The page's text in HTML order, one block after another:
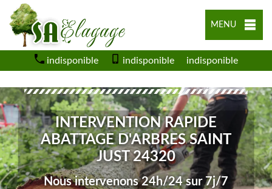
MENU
indisponible indisponible indisponible
INTERVENTION RAPIDE
ABATTAGE D'ARBRES SAINT
JUST 24320
Nous intervenons 24h/24 sur 7j/7